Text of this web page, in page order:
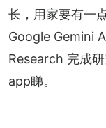
长，用家要有一
Google Gemini
Research 完成
app睇。